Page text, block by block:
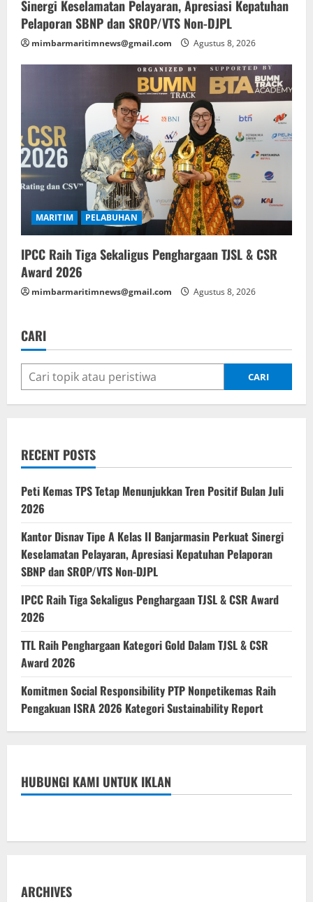
Sinergi Keselamatan Pelayaran, Apresiasi Kepatuhan
Pelaporan SBNP dan SROP/VTS Non-DJPL
mimbarmaritimnews@gmail.com Agustus 8, 2026
MARITIM PELABUHAN
IPCC Raih Tiga Sekaligus Penghargaan TJSL & CSR
Award 2026
mimbarmaritimnews@gmail.com Agustus 8, 2026
CARI
CARI
RECENT POSTS
Peti Kemas TPS Tetap Menunjukkan Tren Positif Bulan Juli
2026
Kantor Disnav Tipe A Kelas II Banjarmasin Perkuat Sinergi
Keselamatan Pelayaran, Apresiasi Kepatuhan Pelaporan
SBNP dan SROP/VTS Non-DJPL
IPCC Raih Tiga Sekaligus Penghargaan TJSL & CSR Award
2026
TTL Raih Penghargaan Kategori Gold Dalam TJSL & CSR
Award 2026
Komitmen Social Responsibility PTP Nonpetikemas Raih
Pengakuan ISRA 2026 Kategori Sustainability Report
HUBUNGI KAMI UNTUK IKLAN
ARCHIVES